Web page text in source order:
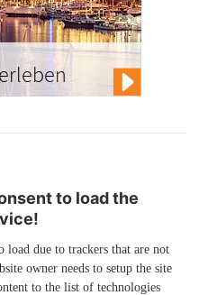
to load the
due to trackers that are not
owner needs to setup the site
to the list of technologies